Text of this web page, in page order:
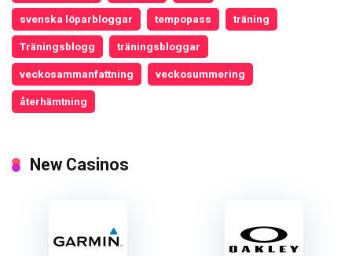
svenska löparbloggar tempopass träning
Träningsblogg träningsbloggar
veckosammanfattning veckosummering
återhämtning
New Casinos